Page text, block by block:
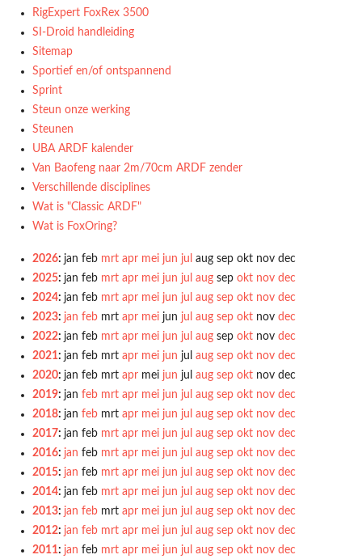
RigExpert FoxRex 3500
SI-Droid handleiding
Sitemap
Sportief en/of ontspannend
Sprint
Steun onze werking
Steunen
UBA ARDF kalender
Van Baofeng naar 2m/70cm ARDF zender
Verschillende disciplines
Wat is "Classic ARDF"
Wat is FoxOring?
2026: jan feb mrt apr mei jun jul aug sep okt nov dec
2025: jan feb mrt apr mei jun jul aug sep okt nov dec
2024: jan feb mrt apr mei jun jul aug sep okt nov dec
2023: jan feb mrt apr mei jun jul aug sep okt nov dec
2022: jan feb mrt apr mei jun jul aug sep okt nov dec
2021: jan feb mrt apr mei jun jul aug sep okt nov dec
2020: jan feb mrt apr mei jun jul aug sep okt nov dec
2019: jan feb mrt apr mei jun jul aug sep okt nov dec
2018: jan feb mrt apr mei jun jul aug sep okt nov dec
2017: jan feb mrt apr mei jun jul aug sep okt nov dec
2016: jan feb mrt apr mei jun jul aug sep okt nov dec
2015: jan feb mrt apr mei jun jul aug sep okt nov dec
2014: jan feb mrt apr mei jun jul aug sep okt nov dec
2013: jan feb mrt apr mei jun jul aug sep okt nov dec
2012: jan feb mrt apr mei jun jul aug sep okt nov dec
2011: jan feb mrt apr mei jun jul aug sep okt nov dec